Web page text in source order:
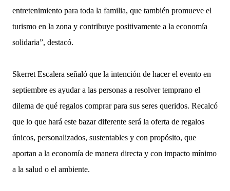
entretenimiento para toda la familia, que también promueve el
turismo en la zona y contribuye positivamente a la economía
solidaria”, destacó.
Skerret Escalera señaló que la intención de hacer el evento en
septiembre es ayudar a las personas a resolver temprano el
dilema de qué regalos comprar para sus seres queridos. Recalcó
que lo que hará este bazar diferente será la oferta de regalos
únicos, personalizados, sustentables y con propósito, que
aportan a la economía de manera directa y con impacto mínimo
a la salud o el ambiente.